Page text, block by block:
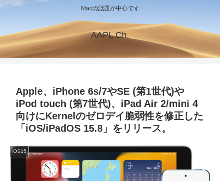
Macの話題が中心です
AAPL Ch.
Apple、iPhone 6s/7やSE (第1世代)や
iPod touch (第7世代)、iPad Air 2/mini 4
向けにKernelのゼロデイ脆弱性を修正した
「iOS/iPadOS 15.8」をリリース。
iOS15